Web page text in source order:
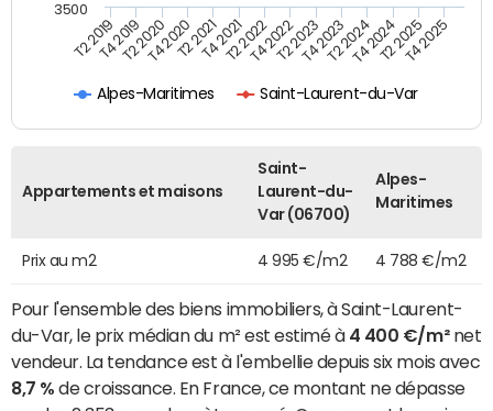
Alpes-Maritimes Saint-Laurent-du-Var
T2 2019T4 2019T2 2020T4 2020T2 2021T4 2021T2 2022T4 2022T2 2023T4 2023T2 2024T4 2024T2 2025T4 2025
3500
Appartements et maisons
Saint-
Laurent-du-
Var (06700)
Alpes-
Maritimes
Prix au m2 4 995 €/m2 4 788 €/m2
Pour l'ensemble des biens immobiliers, à Saint-Laurent-
du-Var, le prix médian du m² est estimé à 4 400 €/m²net
vendeur. La tendance est à l'embellie depuis six mois avec
8,7 % de croissance. En France, ce montant ne dépasse